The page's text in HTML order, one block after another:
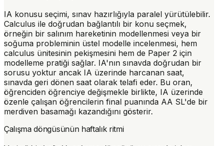
IA konusu seçimi, sınav hazırlığıyla paralel yürütülebilir.
Calculus ile doğrudan bağlantılı bir konu seçmek,
örneğin bir salınım hareketinin modellenmesi veya bir
soğuma probleminin üstel modelle incelenmesi, hem
calculus ünitesinin pekişmesini hem de Paper 2 için
modelleme pratiği sağlar. IA'nın sınavda doğrudan bir
sorusu yoktur ancak IA üzerinde harcanan saat,
sınavda geri dönen saat olarak telafi eder. Bu oran,
öğrenciden öğrenciye değişmekle birlikte, IA üzerinde
özenle çalışan öğrencilerin final puanında AA SL'de bir
merdiven basamağı kazandığını gösterir.
Çalışma döngüsünün haftalık ritmi